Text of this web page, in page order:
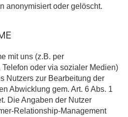
anonymisiert oder gelöscht.
mit uns (z.B. per
Telefon oder via sozialer Medien)
Nutzers zur Bearbeitung der
Abwicklung gem. Art. 6 Abs. 1
Die Angaben der Nutzer
Relationship-Management